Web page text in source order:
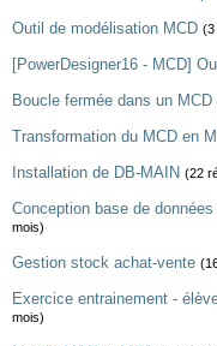
Outil de modélisation MCD (3
[PowerDesigner16 - MCD]
Boucle fermée dans un MCD
Transformation du MCD en
Installation de DB-MAIN (22
Conception base de
mois)
Gestion stock achat-vente
Exercice entrainement -
mois)